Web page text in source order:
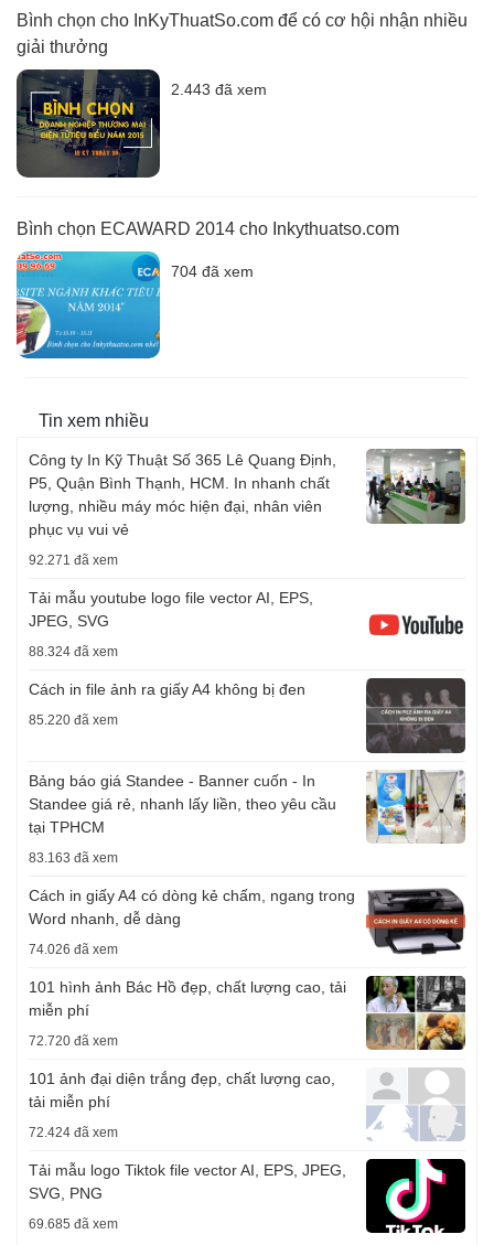
Bình chọn cho InKyThuatSo.com để có cơ hội nhận nhiều
giải thưởng
2.443 đã xem
Bình chọn ECAWARD 2014 cho Inkythuatso.com
704 đã xem
Tin xem nhiều
Công ty In Kỹ Thuật Số 365 Lê Quang Định,
P5, Quận Bình Thạnh, HCM. In nhanh chất
lượng, nhiều máy móc hiện đại, nhân viên
phục vụ vui vẻ
92.271 đã xem
Tải mẫu youtube logo file vector AI, EPS,
JPEG, SVG
88.324 đã xem
Cách in file ảnh ra giấy A4 không bị đen
85.220 đã xem
Bảng báo giá Standee - Banner cuốn - In
Standee giá rẻ, nhanh lấy liền, theo yêu cầu
tại TPHCM
83.163 đã xem
Cách in giấy A4 có dòng kẻ chấm, ngang trong
Word nhanh, dễ dàng
74.026 đã xem
101 hình ảnh Bác Hồ đẹp, chất lượng cao, tải
miễn phí
72.720 đã xem
101 ảnh đại diện trắng đẹp, chất lượng cao,
tải miễn phí
72.424 đã xem
Tải mẫu logo Tiktok file vector AI, EPS, JPEG,
SVG, PNG
69.685 đã xem